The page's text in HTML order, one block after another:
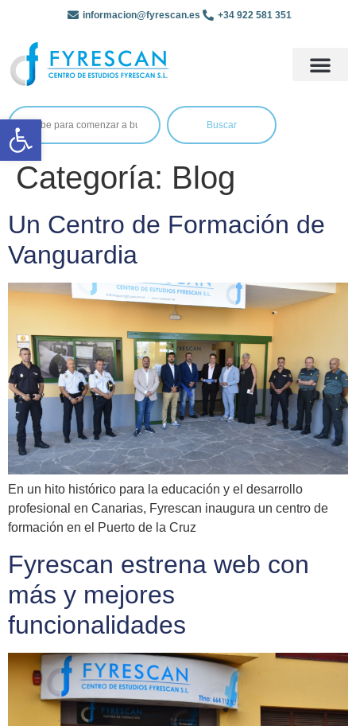
Abrir barra de herramientas
informacion@fyrescan.es +34 922 581 351
Buscar
Categoría: Blog
Un Centro de Formación de
Vanguardia
En un hito histórico para la educación y el desarrollo
profesional en Canarias, Fyrescan inaugura un centro de
formación en el Puerto de la Cruz
Fyrescan estrena web con
más y mejores
funcionalidades